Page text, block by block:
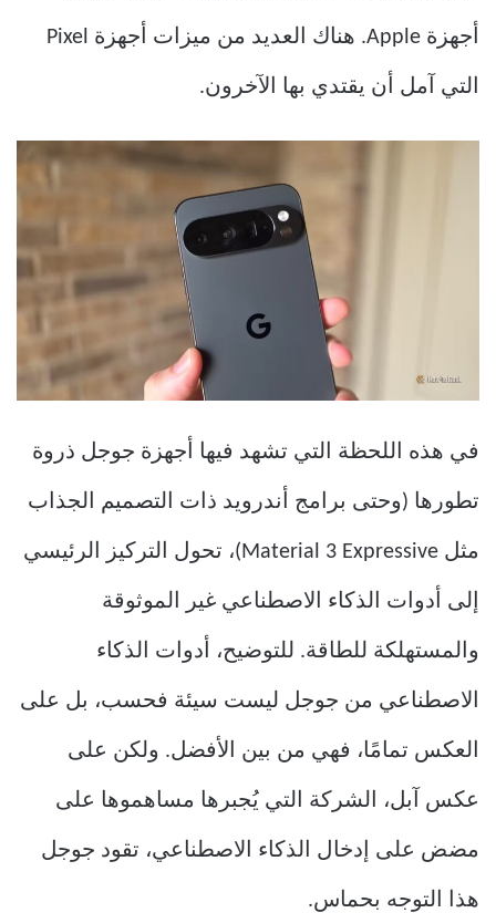
أجهزة Apple. هناك العديد من ميزات أجهزة Pixel
التي آمل أن يقتدي بها الآخرون.
في هذه اللحظة التي تشهد فيها أجهزة جوجل ذروة
تطورها (وحتى برامج أندرويد ذات التصميم الجذاب
مثل Material 3 Expressive)، تحول التركيز الرئيسي
إلى أدوات الذكاء الاصطناعي غير الموثوقة
والمستهلكة للطاقة. للتوضيح، أدوات الذكاء
الاصطناعي من جوجل ليست سيئة فحسب، بل على
العكس تمامًا، فهي من بين الأفضل. ولكن على
عكس آبل، الشركة التي يُجبرها مساهموها على
مضض على إدخال الذكاء الاصطناعي، تقود جوجل
هذا التوجه بحماس.